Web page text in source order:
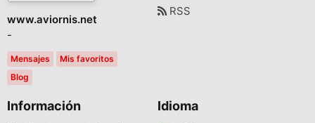
www.aviornis.net
-
Mensajes
Mis favoritos
Blog
RSS
Información Idioma